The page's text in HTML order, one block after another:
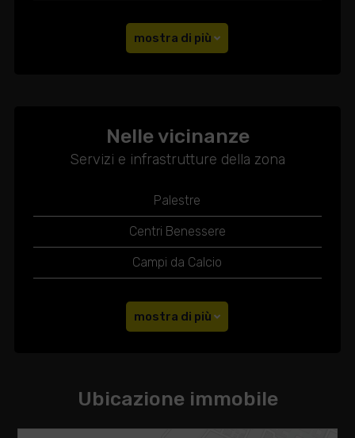
mostra di più
Nelle vicinanze
Servizi e infrastrutture della zona
Palestre
Centri Benessere
Campi da Calcio
mostra di più
Ubicazione immobile